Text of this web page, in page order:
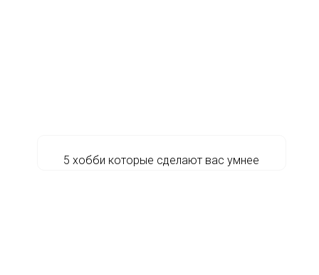
5 хобби которые сделают вас умнее